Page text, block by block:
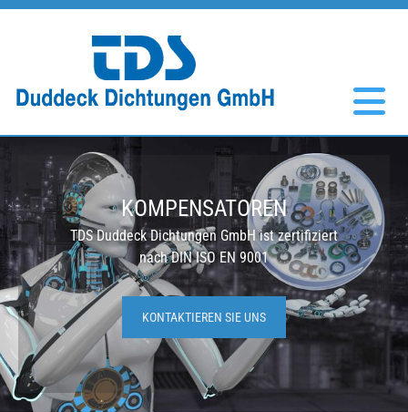
Zum Inhalt springen
KOMPENSATOREN
TDS Duddeck Dichtungen GmbH ist zertifiziert
nach DIN ISO EN 9001
KONTAKTIEREN SIE UNS